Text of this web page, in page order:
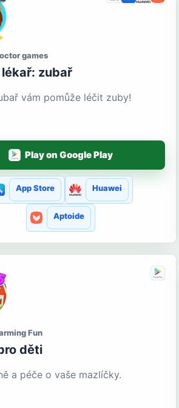
games
zubař
vám pomůže léčit zuby!
Play on Google Play
App Store Huawei
Aptoide
Fun
děti
a péče o vaše mazlíčky.